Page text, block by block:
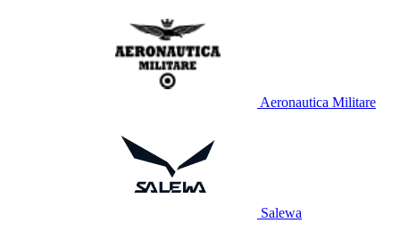
Aeronautica Militare
Salewa